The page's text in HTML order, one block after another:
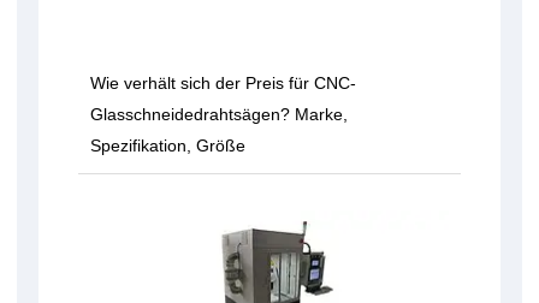
Wie verhält sich der Preis für CNC-
Glasschneidedrahtsägen? Marke,
Spezifikation, Größe